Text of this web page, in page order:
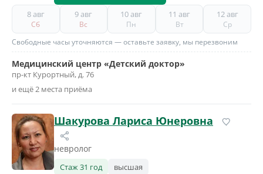
8 авг
Сб
9 авг
Вс
10 авг
Пн
11 авг
Вт
12 авг
Ср
Свободные часы уточняются — оставьте заявку, мы перезвоним
Медицинский центр «Детский доктор»
пр-кт Курортный, д. 76
и ещё 2 места приёма
Шакурова Лариса Юнеровна
невролог
Стаж 31 год высшая